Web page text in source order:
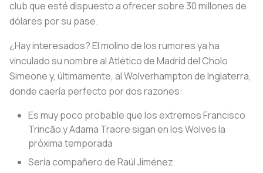
club que esté dispuesto a ofrecer sobre 30 millones de
dólares por su pase.
¿Hay interesados? El molino de los rumores ya ha
vinculado su nombre al Atlético de Madrid del Cholo
Simeone y, últimamente, al Wolverhampton de Inglaterra,
donde caería perfecto por dos razones:
Es muy poco probable que los extremos Francisco
Trincão y Adama Traore sigan en los Wolves la
próxima temporada
Sería compañero de Raúl Jiménez